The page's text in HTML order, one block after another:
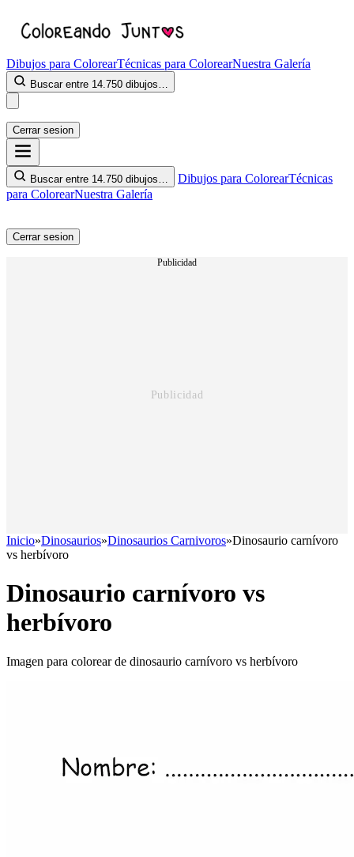
Dibujos para ColorearTécnicas para ColorearNuestra Galería
Buscar entre 14.750 dibujos…
Cerrar sesion
Buscar entre 14.750 dibujos… Dibujos para ColorearTécnicas
para ColorearNuestra Galería
Cerrar sesion
Publicidad
Inicio»Dinosaurios»Dinosaurios Carnivoros»Dinosaurio carnívoro
vs herbívoro
Dinosaurio carnívoro vs
herbívoro
Imagen para colorear de dinosaurio carnívoro vs herbívoro